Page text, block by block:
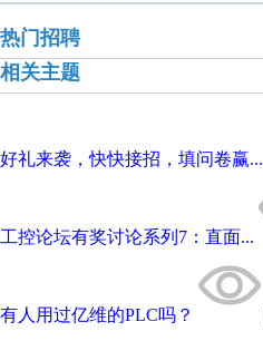
热门招聘
相关主题
好礼来袭，快快接招，填问卷赢...
工控论坛有奖讨论系列7：直面...
有人用过亿维的PLC吗？